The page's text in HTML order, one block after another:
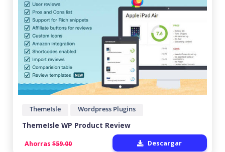
ThemeIsle Wordpress Plugins
ThemeIsle WP Product Review
Ahorras$59.00 Descargar